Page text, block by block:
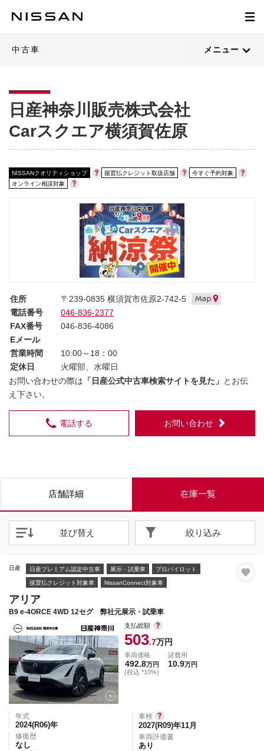
中古車 メニュー
日産神奈川販売株式会社
Carスクエア横須賀佐原
NISSANクオリティショップ 据置払クレジット取扱店舗
今すぐ予約対象
オンライン相談対象
住所
〒239-0835 横須賀市佐原2-742-5
電話番号
046-836-2377
FAX番号
046-836-4086
Eメール
営業時間
10:00～18：00
定休日
火曜部、水曜日
お問い合わせの際は 「日産公式中古車検索サイトを見た」 とお伝
え下さい。
電話する お問い合わせ
店舗詳細 在庫一覧
並び替え 絞り込み
49
閉じる
日産 日産プレミアム認定中古車 展示・試乗車 プロパイロット
据置払クレジット対象車 NissanConnect対象車
アリア
B9 e-4ORCE 4WD 12セグ 弊社元展示・試乗車
支払総額
503.7万円
車両価格
492.8万円
(税込 *10%)
諸費用
10.9万円
年式
2024(R06)年
修復歴
なし
車検
2027(R09)年11月
車両評価書
あり
49
閉じる 49
閉じる 41
閉じる 50
閉じる 50
閉じる 47
閉じる 31
閉じる 35
閉じる 45
閉じる 40
閉じる 45
閉じる 45
閉じる 40
閉じる 43
閉じる 46
閉じる 30
閉じる 43
閉じる 49
閉じる 39
閉じる